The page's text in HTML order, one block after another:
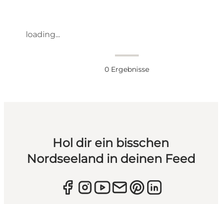
loading...
0 Ergebnisse
Hol dir ein bisschen
Nordseeland in deinen Feed